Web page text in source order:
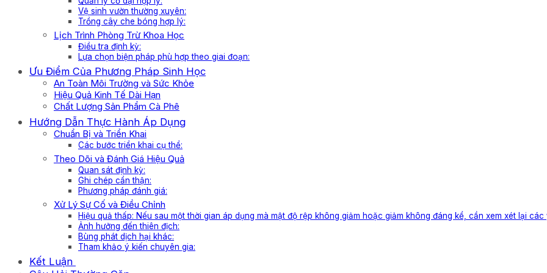
Vệ sinh vườn thường xuyên:
Trồng cây che bóng hợp lý:
Lịch Trình Phòng Trừ Khoa Học
Điều tra định kỳ:
Lựa chọn biện pháp phù hợp theo giai đoạn:
Ưu Điểm Của Phương Pháp Sinh Học
An Toàn Môi Trường và Sức Khỏe
Hiệu Quả Kinh Tế Dài Hạn
Chất Lượng Sản Phẩm Cà Phê
Hướng Dẫn Thực Hành Áp Dụng
Chuẩn Bị và Triển Khai
Các bước triển khai cụ thể:
Theo Dõi và Đánh Giá Hiệu Quả
Quan sát định kỳ:
Ghi chép cẩn thận:
Phương pháp đánh giá:
Xử Lý Sự Cố và Điều Chỉnh
Hiệu quả thấp: Nếu sau một thời gian áp dụng mà mật độ rệp không giảm hoặc giảm không đáng kể, cần xem xét lại các
Ảnh hưởng đến thiên địch:
Bùng phát dịch hại khác:
Tham khảo ý kiến chuyên gia:
Kết Luận